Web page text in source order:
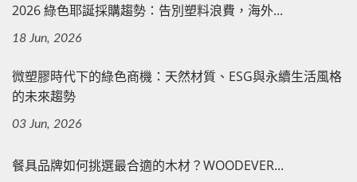
2026 綠色耶誕採購趨勢：告別塑料浪費，海外...
18 Jun, 2026
微塑膠時代下的綠色商機：天然材質、ESG與永續生活風格
的未來趨勢
03 Jun, 2026
餐具品牌如何挑選最合適的木材？WOODEVER...